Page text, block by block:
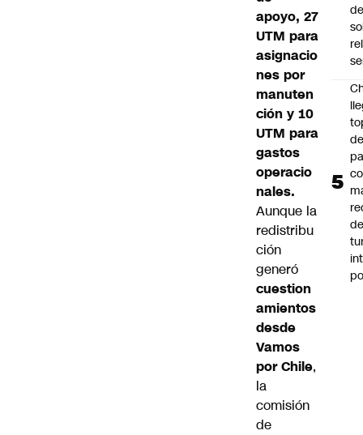
apoyo, 27
UTM para
asignacio
nes por
manuten
ción y 10
UTM para
gastos
operacio
nales.
Aunque la
redistribu
ción
generó
cuestion
amientos
desde
Vamos
por Chile,
la
comisión
de